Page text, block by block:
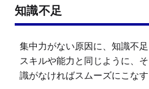
知識不足
集中力がない原因に、知識不足
スキルや能力と同じように、
識がなければスムーズにこな